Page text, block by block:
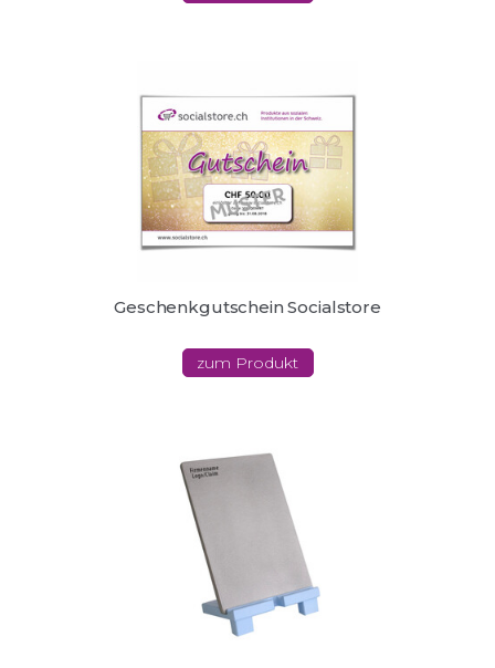
Geschenkgutschein Socialstore
zum Produkt